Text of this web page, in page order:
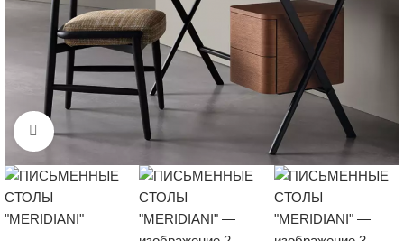
Нажмите, чтобы увеличить